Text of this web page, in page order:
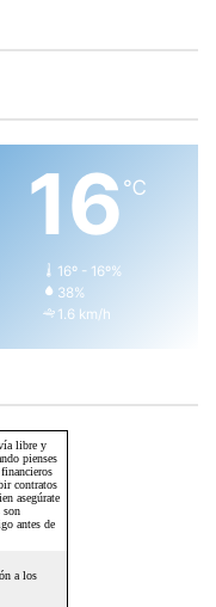
16 ℃
16º - 16º%
38%
1.6 km/h